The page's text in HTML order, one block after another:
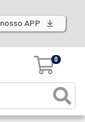
APP
0